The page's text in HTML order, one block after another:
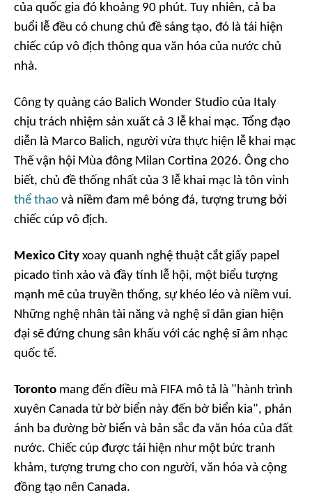
của quốc gia đó khoảng 90 phút. Tuy nhiên, cả ba
buổi lễ đều có chung chủ đề sáng tạo, đó là tái hiện
chiếc cúp vô địch thông qua văn hóa của nước chủ
nhà.
Công ty quảng cáo Balich Wonder Studio của Italy
chịu trách nhiệm sản xuất cả 3 lễ khai mạc. Tổng đạo
diễn là Marco Balich, người vừa thực hiện lễ khai mạc
Thế vận hội Mùa đông Milan Cortina 2026. Ông cho
biết, chủ đề thống nhất của 3 lễ khai mạc là tôn vinh
thể thao và niềm đam mê bóng đá, tượng trưng bởi
chiếc cúp vô địch.
Mexico City xoay quanh nghệ thuật cắt giấy papel
picado tinh xảo và đầy tính lễ hội, một biểu tượng
mạnh mẽ của truyền thống, sự khéo léo và niềm vui.
Những nghệ nhân tài năng và nghệ sĩ dân gian hiện
đại sẽ đứng chung sân khấu với các nghệ sĩ âm nhạc
quốc tế.
Toronto mang đến điều mà FIFA mô tả là "hành trình
xuyên Canada từ bờ biển này đến bờ biển kia", phản
ánh ba đường bờ biển và bản sắc đa văn hóa của đất
nước. Chiếc cúp được tái hiện như một bức tranh
khảm, tượng trưng cho con người, văn hóa và cộng
đồng tạo nên Canada.